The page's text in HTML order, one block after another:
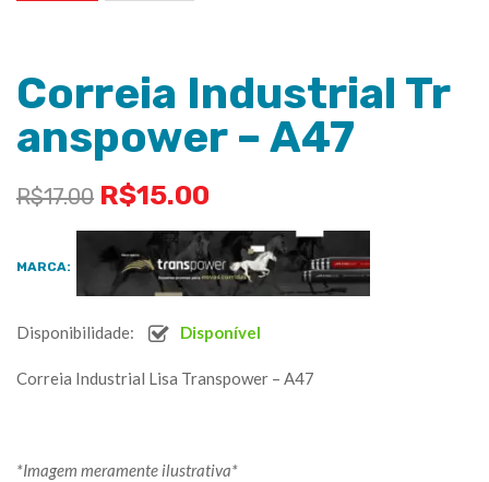
Correia Industrial Tr
anspower – A47
R$17.00 R$15.00
MARCA:
Disponibilidade: Disponível
Correia Industrial Lisa Transpower – A47
*Imagem meramente ilustrativa*